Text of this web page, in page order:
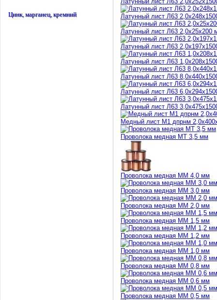
Цинк, марганец, кремний Латунный лист Л63
Латунный лист Л63 2,0х25х200
Латунный лист Л63
Латунный лист Л63
Латунный лист Л63
Латунный лист Л63
Латунный лист Л63
Медный лист М1 дпрнм
Проволока медная МТ 3,5 мм
Проволока медная ММ 4,0 мм
Проволока медная ММ 3,0 мм
Проволока медная ММ 2,0 мм
Проволока медная ММ 1,5 мм
Проволока медная ММ 1,2 мм
Проволока медная ММ 1,0 мм
Проволока медная ММ 0,8 мм
Проволока медная ММ 0,6 мм
Проволока медная ММ 0,5 мм